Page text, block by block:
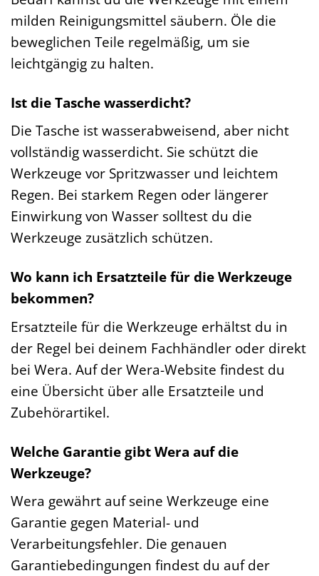
milden Reinigungsmittel säubern. Öle die
beweglichen Teile regelmäßig, um sie
leichtgängig zu halten.
Ist die Tasche wasserdicht?
Die Tasche ist wasserabweisend, aber nicht
vollständig wasserdicht. Sie schützt die
Werkzeuge vor Spritzwasser und leichtem
Regen. Bei starkem Regen oder längerer
Einwirkung von Wasser solltest du die
Werkzeuge zusätzlich schützen.
Wo kann ich Ersatzteile für die Werkzeuge
bekommen?
Ersatzteile für die Werkzeuge erhältst du in
der Regel bei deinem Fachhändler oder direkt
bei Wera. Auf der Wera-Website findest du
eine Übersicht über alle Ersatzteile und
Zubehörartikel.
Welche Garantie gibt Wera auf die
Werkzeuge?
Wera gewährt auf seine Werkzeuge eine
Garantie gegen Material- und
Verarbeitungsfehler. Die genauen
Garantiebedingungen findest du auf der